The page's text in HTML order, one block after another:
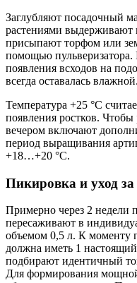
Заглубляют посадочный
растениями выдерживают
присыпают торфом или
помощью пульверизатора.
появления всходов на
всегда оставалась влажной.
Температура +25 °С
появления ростков.
вечером включают
период выращивания
+18…+20 °C.
Пикировка и уход за
Примерно через 2 недели
пересаживают в
объемом 0,5 л. К моменту
должна иметь 1
подбирают идентичный
Для формирования